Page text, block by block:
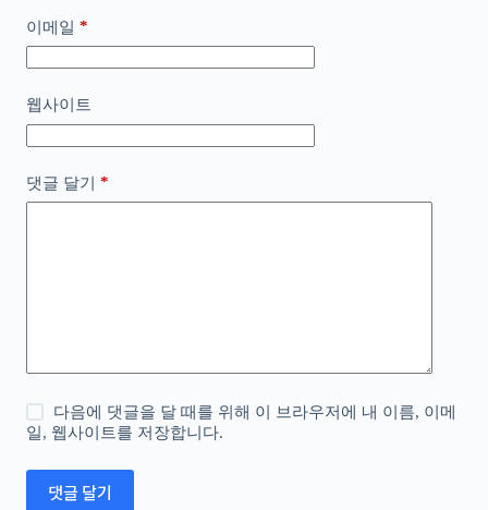
이메일 *
웹사이트
댓글 달기 *
다음에 댓글을 달 때를 위해 이 브라우저에 내 이름, 이메
일, 웹사이트를 저장합니다.
댓글 달기